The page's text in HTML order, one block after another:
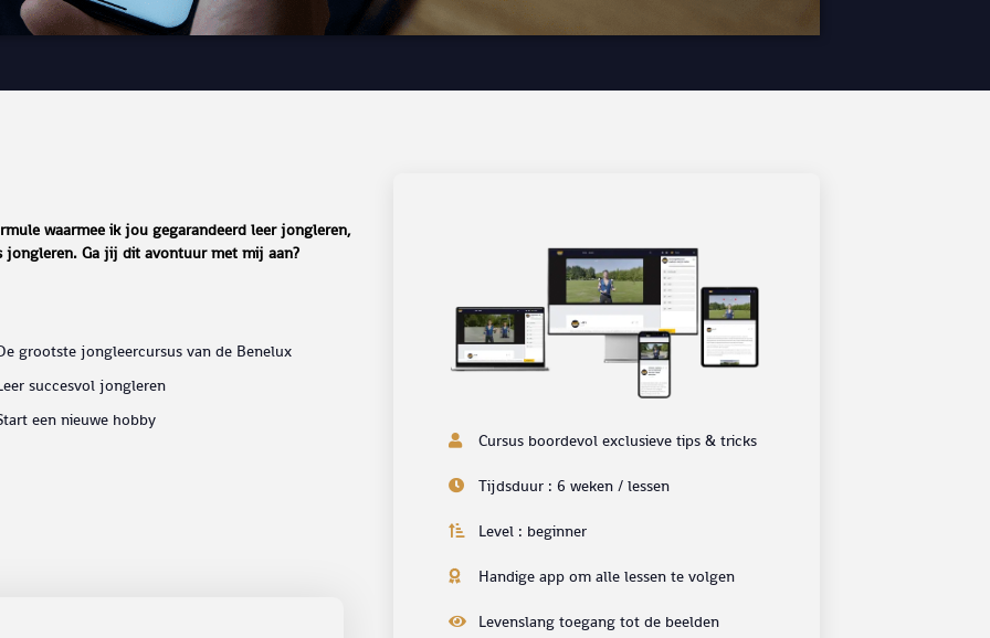
waarmee ik jou gegarandeerd leer jongleren,
jongleren. Ga jij dit avontuur met mij aan?
grootste jongleercursus van de Benelux
succesvol jongleren
een nieuwe hobby
Cursus boordevol exclusieve tips & tricks
Tijdsduur : 6 weken / lessen
Level : beginner
Handige app om alle lessen te volgen
Levenslang toegang tot de beelden